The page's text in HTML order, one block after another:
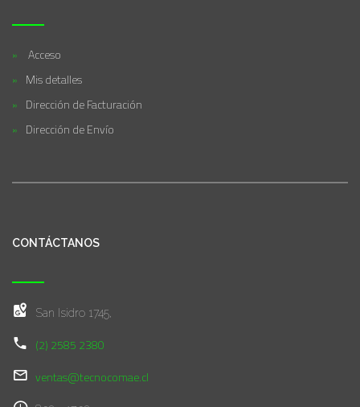
Acceso
Mis detalles
Dirección de Facturación
Dirección de Envío
CONTÁCTANOS
San Isidro 1745,
(2) 2585 2380
ventas@tecnocomae.cl